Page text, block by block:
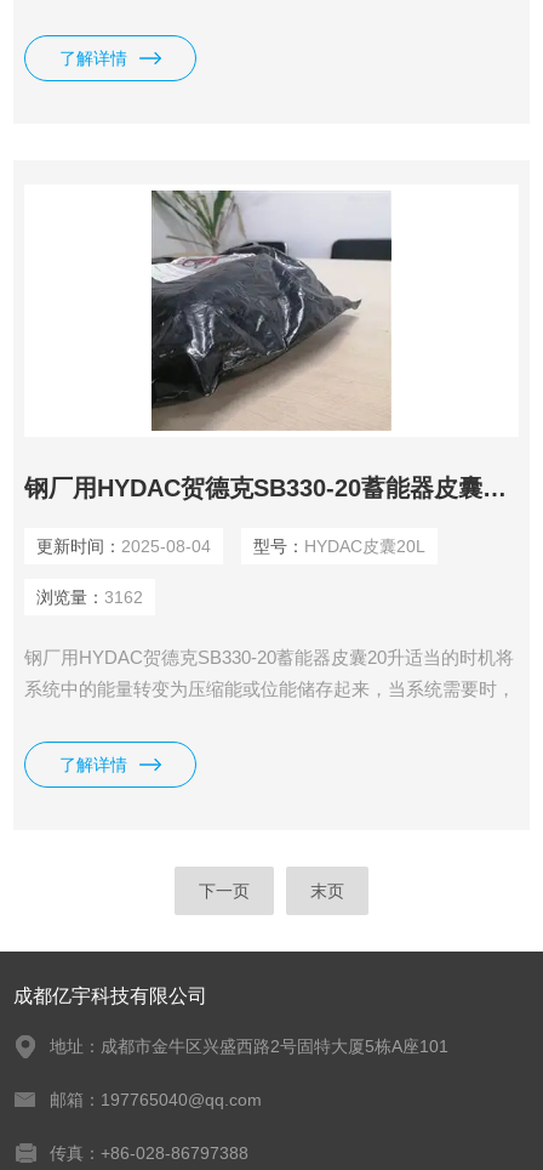
了解详情
钢厂用HYDAC贺德克SB330-20蓄能器皮囊20升
更新时间： 2025-08-04 型号： HYDAC皮囊20L
浏览量： 3162
钢厂用HYDAC贺德克SB330-20蓄能器皮囊20升适当的时机将
系统中的能量转变为压缩能或位能储存起来，当系统需要时，
供给系统。
了解详情
下一页 末页
成都亿宇科技有限公司
地址：成都市金牛区兴盛西路2号固特大厦5栋A座101
邮箱：197765040@qq.com
传真：+86-028-86797388